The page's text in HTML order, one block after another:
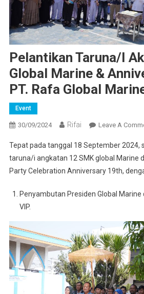
Pelantikan Taruna/i
Global Marine &
PT. Rafa Global
Event
30/09/2024 Rifai Leave A
Tepat pada tanggal 18 September 2024,
taruna/i angkatan 12 SMK global Marine
Party Celebration Anniversary 19th,
Penyambutan Presiden Global Marine
VIP.